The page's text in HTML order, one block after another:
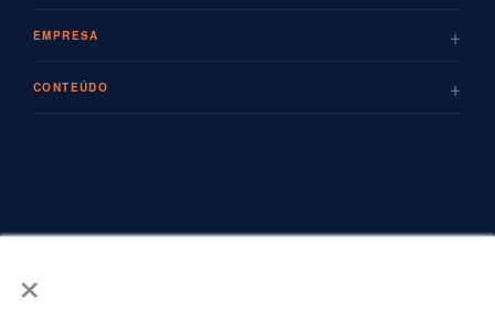
×
EMPRESA +
CONTEÚDO +